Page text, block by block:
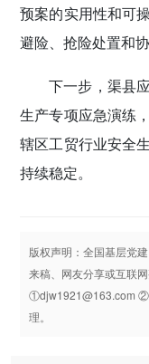
预案的实用性和可
避险、抢险处置和
下一步，渠县
生产专项应急演练
辖区工贸行业安全
持续稳定。
版权声明：全国基层党
来稿、网友分享或互联
①djw1921@163.com
理。